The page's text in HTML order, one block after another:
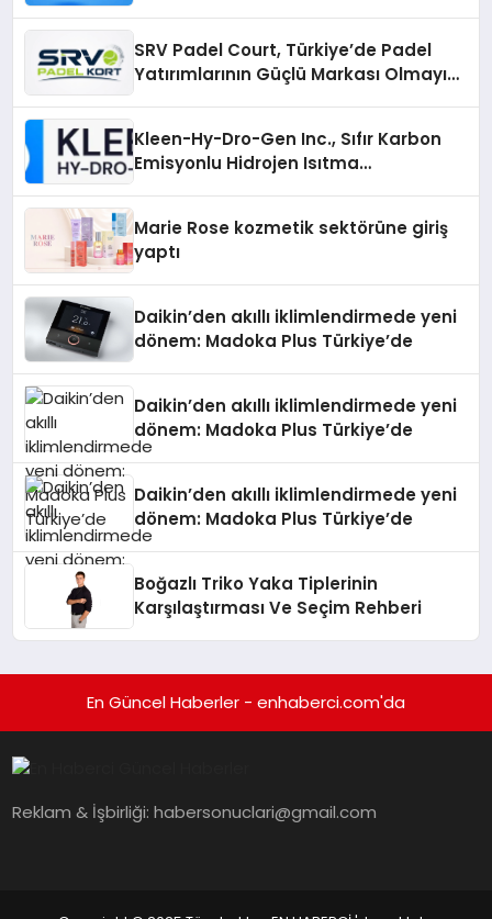
SRV Padel Court, Türkiye’de Padel
Yatırımlarının Güçlü Markası Olmayı
Kleen-Hy-Dro-Gen Inc., Sıfır Karbon
Emisyonlu Hidrojen Isıtma
Marie Rose kozmetik sektörüne giriş
yaptı
Daikin’den akıllı iklimlendirmede yeni
dönem: Madoka Plus Türkiye’de
Daikin’den akıllı iklimlendirmede yeni
dönem: Madoka Plus Türkiye’de
Daikin’den akıllı iklimlendirmede yeni
dönem: Madoka Plus Türkiye’de
Boğazlı Triko Yaka Tiplerinin
Karşılaştırması Ve Seçim Rehberi
En Güncel Haberler - enhaberci.com'da
Reklam & İşbirliği:habersonuclari@gmail.com